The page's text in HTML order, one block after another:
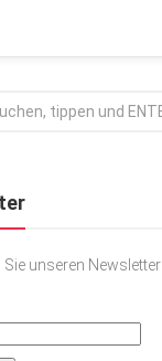
unseren Newsletter